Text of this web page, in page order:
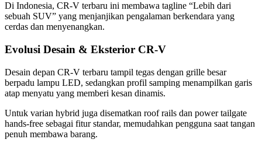
Di Indonesia, CR-V terbaru ini membawa tagline “Lebih dari
sebuah SUV” yang menjanjikan pengalaman berkendara yang
cerdas dan menyenangkan.
Evolusi Desain & Eksterior CR-V
Desain depan CR-V terbaru tampil tegas dengan grille besar
berpadu lampu LED, sedangkan profil samping menampilkan garis
atap menyatu yang memberi kesan dinamis.
Untuk varian hybrid juga disematkan roof rails dan power tailgate
hands-free sebagai fitur standar, memudahkan pengguna saat tangan
penuh membawa barang.